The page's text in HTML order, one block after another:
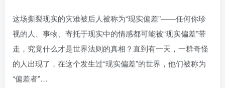
这场撕裂现实的灾难被后人被称为“现实偏差”——任何你珍
视的人、事物、寄托于现实中的情感都可能被“现实偏差”带
走，究竟什么才是世界法则的真相？直到有一天，一群奇怪
的人出现了，在这个发生过“现实偏差”的世界，他们被称为
“偏差者”…